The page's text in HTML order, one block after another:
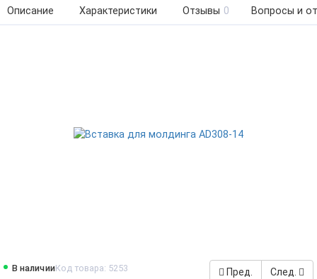
Описание Характеристики Отзывы 0 Вопросы и
Пред. След.
В наличииКод товара: 5253